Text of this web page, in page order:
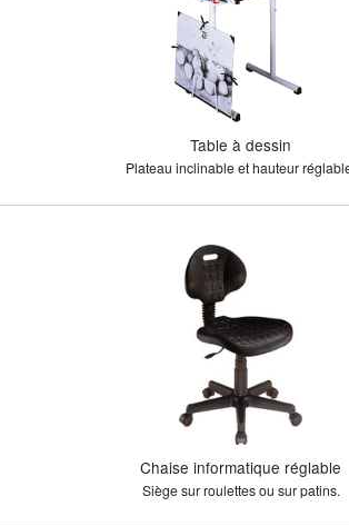
Table à dessin
Plateau inclinable et hauteur
Chaise informatique réglable
Siège sur roulettes ou sur patins.